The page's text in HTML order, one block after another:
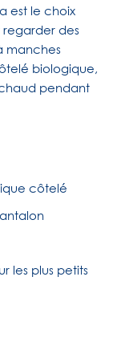
est le choix
des
manches
biologique,
pendant
côtelé
les plus petits